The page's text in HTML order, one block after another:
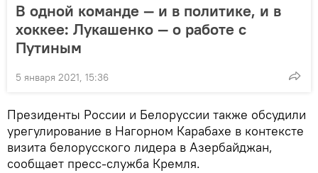
В одной команде — и в политике, и в
хоккее: Лукашенко — о работе с
Путиным
5 января 2021, 15:36
Президенты России и Белоруссии также обсудили
урегулирование в Нагорном Карабахе в контексте
визита белорусского лидера в Азербайджан,
сообщает пресс-служба Кремля.